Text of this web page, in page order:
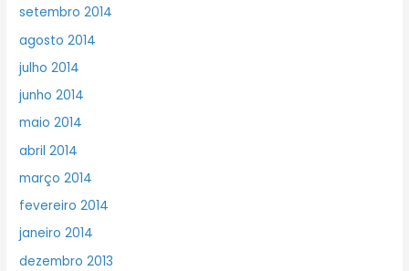
setembro 2014
agosto 2014
julho 2014
junho 2014
maio 2014
abril 2014
março 2014
fevereiro 2014
janeiro 2014
dezembro 2013